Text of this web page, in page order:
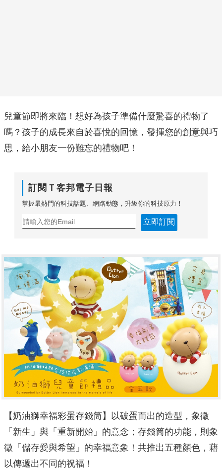
兒童節即將來臨！想好為孩子準備什麼驚喜的禮物了
嗎？孩子的成長來自於喜悅的回憶，發揮您的創意與巧
思，給小朋友一份難忘的禮物吧！
訂閱Ｔ客邦電子日報
掌握最熱門的科技話題、網路動態，升級你的科技原力！
立即訂閱
【奶油獅幸福彩蛋存錢筒】以破蛋而出的造型，象徵
「新生」與「重新開始」的意念；存錢筒的功能，則象
徵「儲存愛與希望」的幸福意象！共推出五種顏色，藉
以傳遞出不同的祝福！